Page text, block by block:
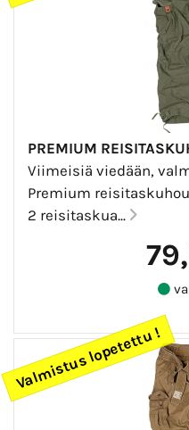
PREMIUM
Viimeisiä viedään,
Premium
2 reisitaskua...
Valmistus lopetettu !